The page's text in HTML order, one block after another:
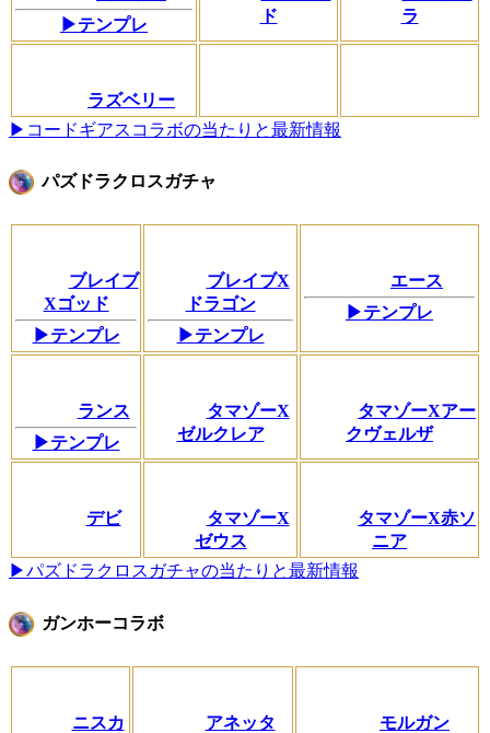
▶テンプレ
ド
ラ
ラズベリー
▶コードギアスコラボの当たりと最新情報
パズドラクロスガチャ
ブレイブ
Xゴッド
▶テンプレ
ブレイブX
ドラゴン
▶テンプレ
エース
▶テンプレ
ランス
▶テンプレ
タマゾーX
ゼルクレア
タマゾーXアー
クヴェルザ
デビ
タマゾーX
ゼウス
タマゾーX赤ソ
ニア
▶パズドラクロスガチャの当たりと最新情報
ガンホーコラボ
ニスカ
アネッタ
モルガン